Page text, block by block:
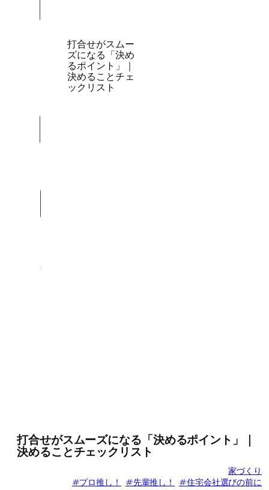
打合せがスムー
ズになる「決め
るポイント」｜
決めることチェ
ックリスト
打合せがスムーズになる「決めるポイント」｜
決めることチェックリスト
家づくり
#プロ推し！
#先輩推し！ #住宅会社選びの前に